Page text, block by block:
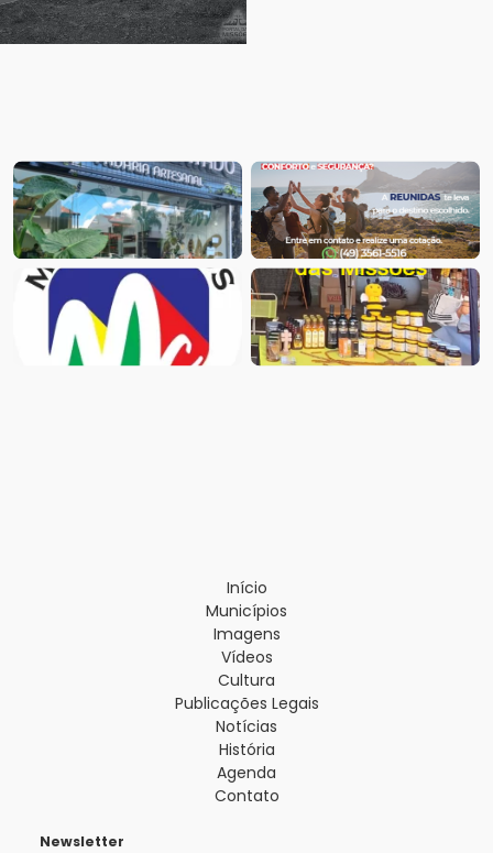
Início
Municípios
Imagens
Vídeos
Cultura
Publicações Legais
Notícias
História
Agenda
Contato
Newsletter